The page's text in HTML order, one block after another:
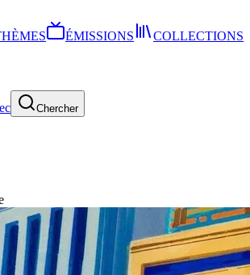
ÉMISSIONS
COLLECTIONS
Chercher